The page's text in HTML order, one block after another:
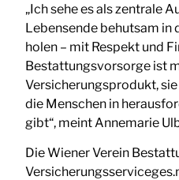
„Ich sehe es als zentrale
Lebensende behutsam in
holen – mit Respekt und
Bestattungsvorsorge ist
Versicherungsprodukt,
die Menschen in
gibt“, meint Annemarie
Die Wiener Verein